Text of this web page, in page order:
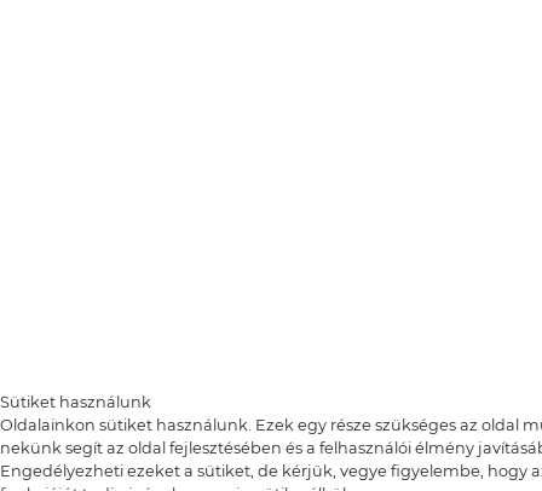
Sütiket használunk
Oldalainkon sütiket használunk. Ezek egy része szükséges az oldal
nekünk segít az oldal fejlesztésében és a felhasználói élmény
Engedélyezheti ezeket a sütiket, de kérjük, vegye figyelembe, hogy